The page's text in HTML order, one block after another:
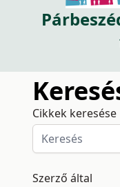
Cikkek keresése
Szerző által